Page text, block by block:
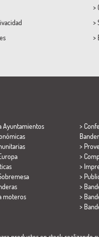
>
>
>
Ayuntamientos
moteros
>
>
>
>
>
>
>
>